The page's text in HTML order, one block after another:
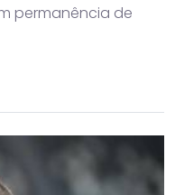
permanência de